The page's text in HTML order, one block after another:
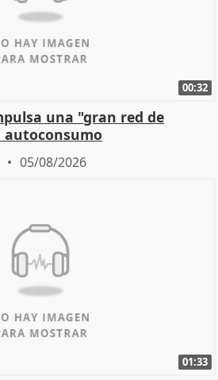
00:32
una "gran red de
05/08/2026
01:33